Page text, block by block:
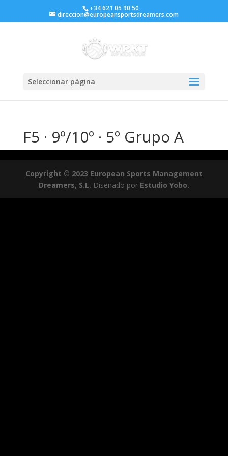
+34 621 05 90 50
direccion@europeansportsdreamers.com
Seleccionar página
F5 · 9º/10º · 5º Grupo A
Copyright © 2023 European Sports Management
Dreamers, S.L. Diseñado por Estudio Yobo.